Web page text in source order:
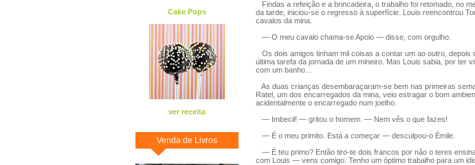
Cake Pops
ver receita
Venda de Livros
Findas a refeição e a brincadeira, o trabalho foi retomado, no
da tarde, iniciou-se o regresso à superfície. Louis reencontrou
cavalos da mina.
— O meu cavalo chama-se Apolo — disse, com orgulho.
Os dois amigos tinham mil coisas a contar um ao outro,
última tarefa da jornada de um mineiro. Mas Louis sabia, por ter
com um banho…
As duas crianças desembaraçaram-se bem nas primeiras
Ratel, um dos encarregados da mina, veio estragar o bom
acidentalmente o encarregado num joelho.
— Imbecil! — gritou o homem. — Nem vês o que fazes!
— É o meu primito. Está a começar — desculpou-o Émile.
— É teu primo? Então tiro-te dois francos por não o teres
com Louis — vens comigo. Tenho um óptimo trabalho para um